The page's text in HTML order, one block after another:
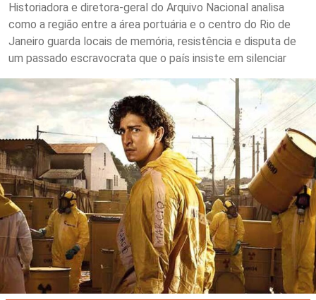
Historiadora e diretora-geral do Arquivo Nacional analisa
como a região entre a área portuária e o centro do Rio de
Janeiro guarda locais de memória, resistência e disputa de
um passado escravocrata que o país insiste em silenciar